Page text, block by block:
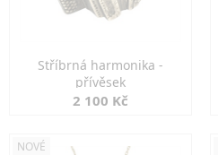
Stříbrná harmonika -
přívěsek
2 100 Kč
NOVÉ